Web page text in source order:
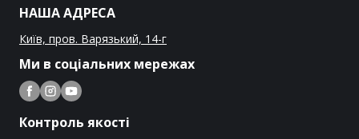
НАША АДРЕСА
Київ, пров. Варязький, 14-г
Ми в соціальних мережах
Контроль якості